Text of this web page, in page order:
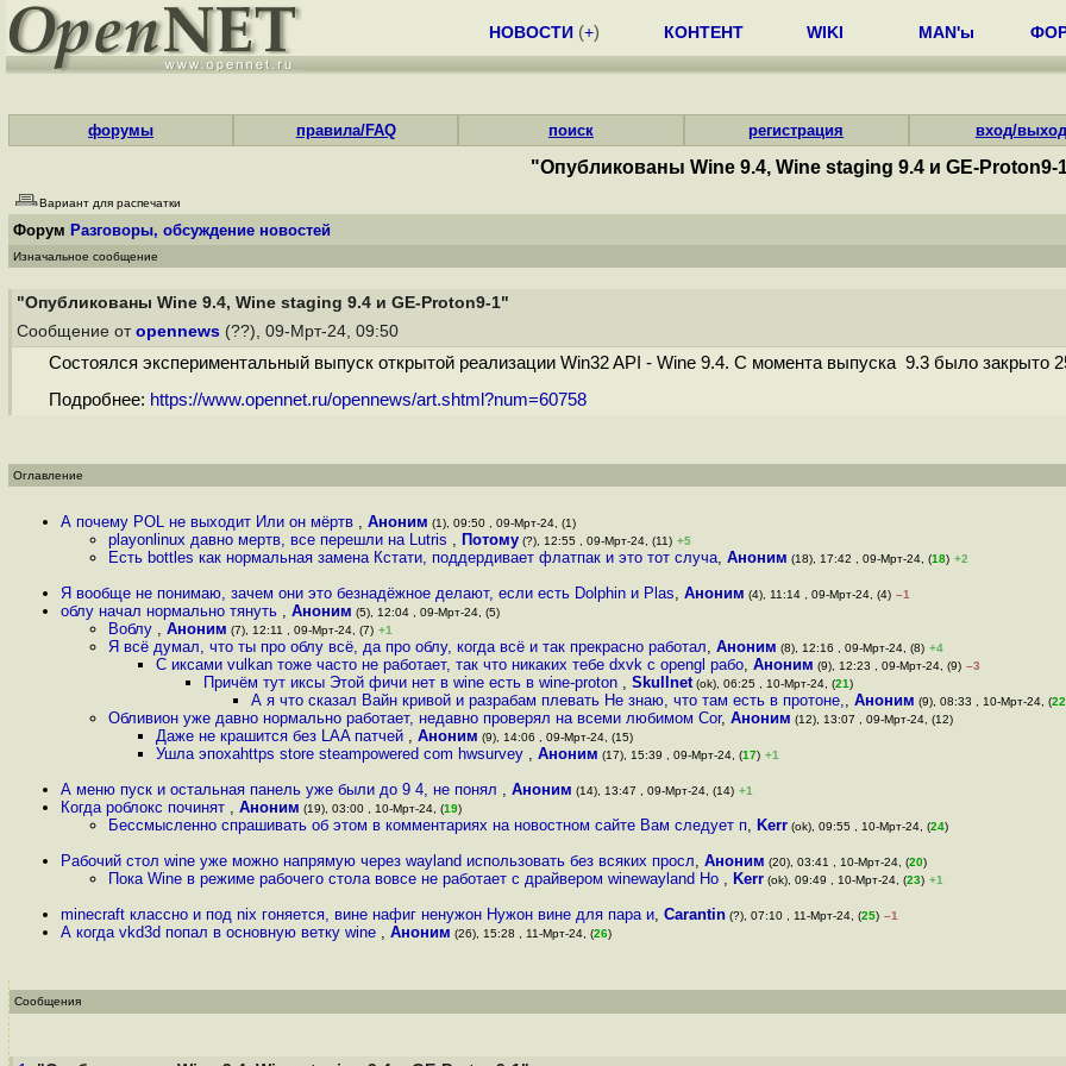
НОВОСТИ (+) КОНТЕНТ WIKI MAN'ы
форумы правила/FAQ поиск регистрация вход/выход
"Опубликованы Wine 9.4, Wine staging 9.4 и GE-Proton9-
Вариант для распечатки
Форум Разговоры, обсуждение новостей
Изначальное сообщение
"Опубликованы Wine 9.4, Wine staging 9.4 и GE-Proton9-1"
Сообщение от opennews (??), 09-Мрт-24, 09:50
Состоялся экспериментальный выпуск открытой реализации Win32 API - Wine 9.4. С момента выпуска 9.3 было закрыто
Подробнее: https://www.opennet.ru/opennews/art.shtml?num=60758
Оглавление
А почему POL не выходит Или он мёртв , Аноним (1), 09:50 , 09-Мрт-24, (1)
playonlinux давно мертв, все перешли на Lutris , Потому (?), 12:55 , 09-Мрт-24, (11) +5
Есть bottles как нормальная замена Кстати, поддердивает флатпак и это тот случа, Аноним (18), 17:42 , 09-Мрт-24, (18) +2
Я вообще не понимаю, зачем они это безнадёжное делают, если есть Dolphin и Plas, Аноним (4), 11:14 , 09-Мрт-24, (4) –1
облу начал нормально тянуть , Аноним (5), 12:04 , 09-Мрт-24, (5)
Воблу , Аноним (7), 12:11 , 09-Мрт-24, (7) +1
Я всё думал, что ты про облу всё, да про облу, когда всё и так прекрасно работал, Аноним (8), 12:16 , 09-Мрт-24, (8) +4
С иксами vulkan тоже часто не работает, так что никаких тебе dxvk с opengl рабо, Аноним (9), 12:23 , 09-Мрт-24, (9) –3
Причём тут иксы Этой фичи нет в wine есть в wine-proton , Skullnet (ok), 06:25 , 10-Мрт-24, (21)
А я что сказал Вайн кривой и разрабам плевать Не знаю, что там есть в протоне,, Аноним (9), 08:33 , 10-Мрт-24, (22
Обливион уже давно нормально работает, недавно проверял на всеми любимом Cor, Аноним (12), 13:07 , 09-Мрт-24, (12)
Даже не крашится без LAA патчей , Аноним (9), 14:06 , 09-Мрт-24, (15)
Ушла эпохаhttps store steampowered com hwsurvey , Аноним (17), 15:39 , 09-Мрт-24, (17) +1
А меню пуск и остальная панель уже были до 9 4, не понял , Аноним (14), 13:47 , 09-Мрт-24, (14) +1
Когда роблокс починят , Аноним (19), 03:00 , 10-Мрт-24, (19)
Бессмысленно спрашивать об этом в комментариях на новостном сайте Вам следует п, Kerr (ok), 09:55 , 10-Мрт-24, (24)
Рабочий стол wine уже можно напрямую через wayland использовать без всяких просл, Аноним (20), 03:41 , 10-Мрт-24, (20)
Пока Wine в режиме рабочего стола вовсе не работает с драйвером winewayland Но , Kerr (ok), 09:49 , 10-Мрт-24, (23) +1
minecraft классно и под nix гоняется, вине нафиг ненужон Нужон вине для пара и, Carantin (?), 07:10 , 11-Мрт-24, (25) –1
А когда vkd3d попал в основную ветку wine , Аноним (26), 15:28 , 11-Мрт-24, (26)
Сообщения